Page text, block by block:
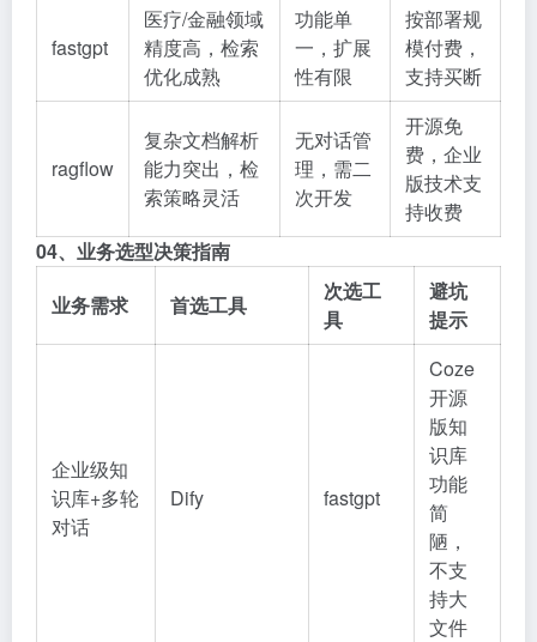
fastgpt
医疗/金融领域
精度高，检索
优化成熟
功能单
一，扩展
性有限
按部署规
模付费，
支持买断
ragflow
复杂文档解析
能力突出，检
索策略灵活
无对话管
理，需二
次开发
开源免
费，企业
版技术支
持收费
04、业务选型决策指南
业务需求
首选工具
次选工
具
避坑
提示
企业级知
识库+多轮
对话
Dify fastgpt
Coze
开源
版知
识库
功能
简
陋，
不支
持大
文件